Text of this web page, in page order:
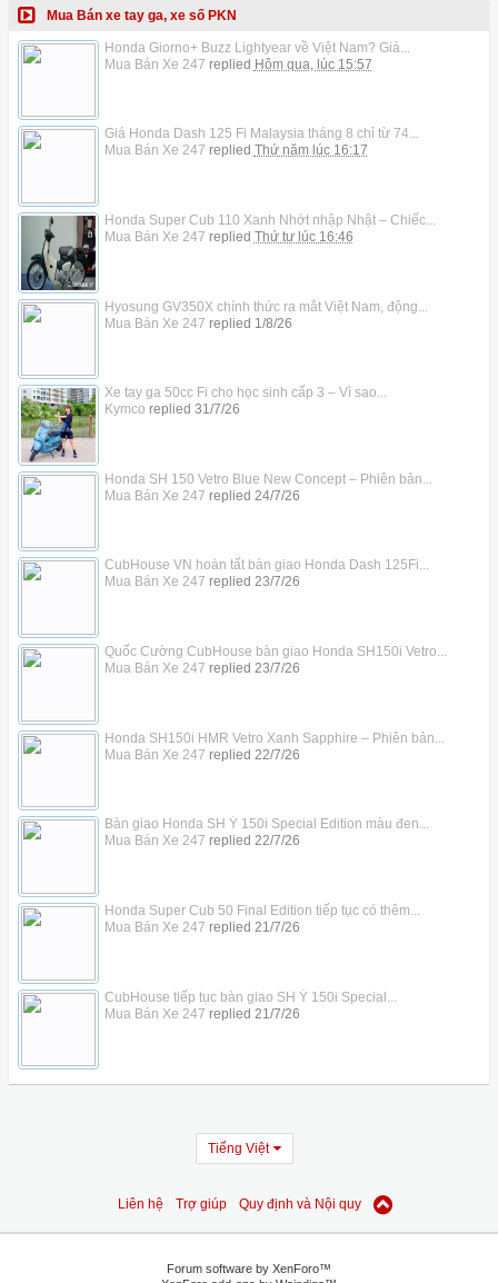
Mua Bán xe tay ga, xe số PKN
Honda Giorno+ Buzz Lightyear về Việt Nam? Giá...
Mua Bán Xe 247 replied Hôm qua, lúc 15:57
Giá Honda Dash 125 Fi Malaysia tháng 8 chỉ từ 74...
Mua Bán Xe 247 replied Thứ năm lúc 16:17
Honda Super Cub 110 Xanh Nhớt nhập Nhật – Chiếc...
Mua Bán Xe 247 replied Thứ tư lúc 16:46
Hyosung GV350X chính thức ra mắt Việt Nam, động...
Mua Bán Xe 247 replied 1/8/26
Xe tay ga 50cc Fi cho học sinh cấp 3 – Vì sao...
Kymco replied 31/7/26
Honda SH 150 Vetro Blue New Concept – Phiên bản...
Mua Bán Xe 247 replied 24/7/26
CubHouse VN hoàn tất bàn giao Honda Dash 125Fi...
Mua Bán Xe 247 replied 23/7/26
Quốc Cường CubHouse bàn giao Honda SH150i Vetro...
Mua Bán Xe 247 replied 23/7/26
Honda SH150i HMR Vetro Xanh Sapphire – Phiên bản...
Mua Bán Xe 247 replied 22/7/26
Bàn giao Honda SH Ý 150i Special Edition màu đen...
Mua Bán Xe 247 replied 22/7/26
Honda Super Cub 50 Final Edition tiếp tục có thêm...
Mua Bán Xe 247 replied 21/7/26
CubHouse tiếp tục bàn giao SH Ý 150i Special...
Mua Bán Xe 247 replied 21/7/26
Tiếng Việt
Liên hệ Trợ giúp Quy định và Nội quy
Forum software by XenForo™